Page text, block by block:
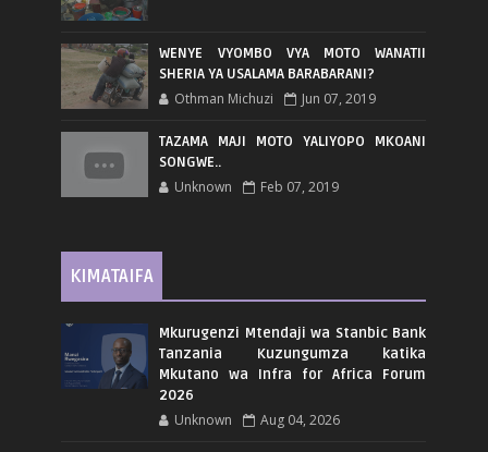
WENYE VYOMBO VYA MOTO WANATII
SHERIA YA USALAMA BARABARANI?
Othman Michuzi Jun 07, 2019
TAZAMA MAJI MOTO YALIYOPO MKOANI
SONGWE..
Unknown Feb 07, 2019
KIMATAIFA
Mkurugenzi Mtendaji wa Stanbic Bank
Tanzania Kuzungumza katika
Mkutano wa Infra for Africa Forum
2026
Unknown Aug 04, 2026